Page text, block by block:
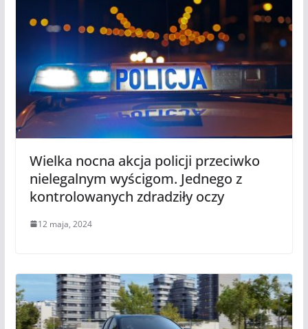
Wielka nocna akcja policji przeciwko
nielegalnym wyścigom. Jednego z
kontrolowanych zdradziły oczy
12 maja, 2024